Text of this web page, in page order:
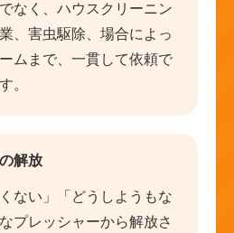
なく、ハウスクリーニン
、害虫駆除、場合によっ
ムまで、一貫して依頼で
。
解放
ない」「どうしようもな
プレッシャーから解放さ